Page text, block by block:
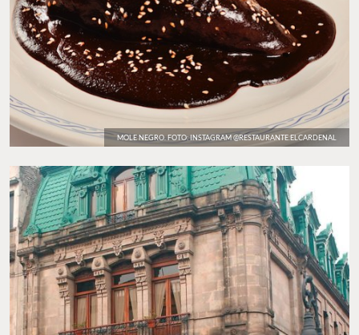
MOLE NEGRO. FOTO: INSTAGRAM @RESTAURANTE.ELCARDENAL